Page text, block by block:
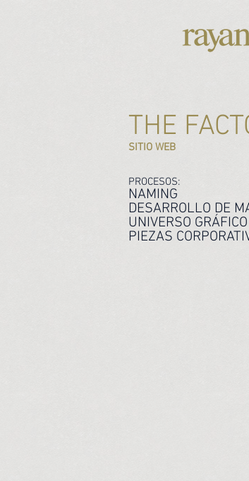
THE
SITIO WEB
PROCESOS:
NAMING
DESARROLLO DE
UNIVERSO GRÁFICO
PIEZAS